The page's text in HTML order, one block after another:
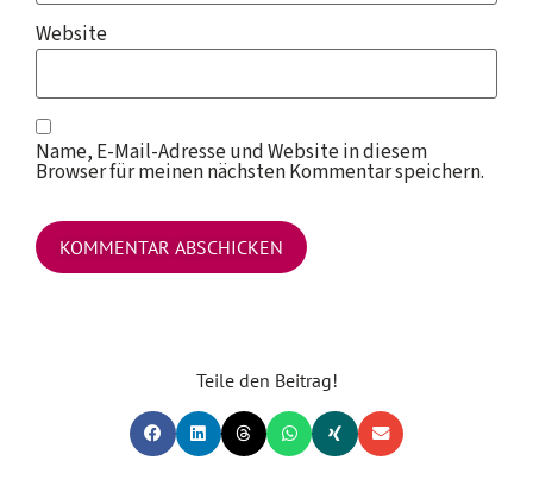
Website
Name, E-Mail-Adresse und Website in diesem
Browser für meinen nächsten Kommentar speichern.
Teile den Beitrag!